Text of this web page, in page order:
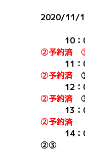
2020/11/1
10：00
②予約済
11：
②予約済
12：
②予約済
13
②予約済
14
②③